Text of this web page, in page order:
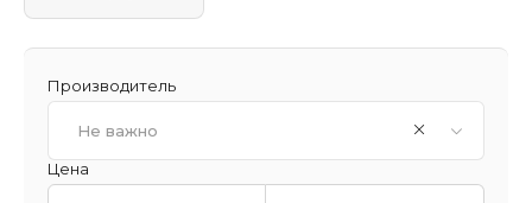
Производитель
Не важно
Цена